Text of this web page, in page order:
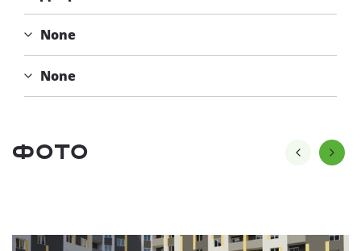
None
None
Фото